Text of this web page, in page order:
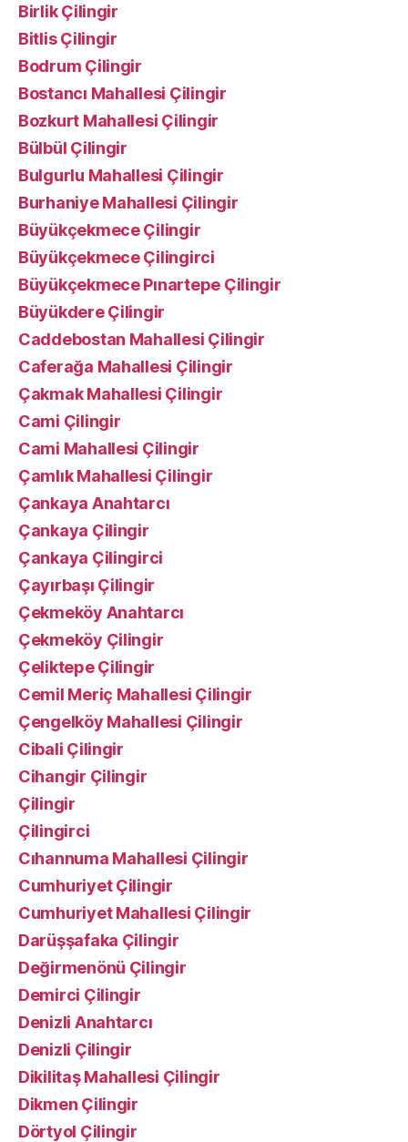
Birlik Çilingir
Bitlis Çilingir
Bodrum Çilingir
Bostancı Mahallesi Çilingir
Bozkurt Mahallesi Çilingir
Bülbül Çilingir
Bulgurlu Mahallesi Çilingir
Burhaniye Mahallesi Çilingir
Büyükçekmece Çilingir
Büyükçekmece Çilingirci
Büyükçekmece Pınartepe Çilingir
Büyükdere Çilingir
Caddebostan Mahallesi Çilingir
Caferağa Mahallesi Çilingir
Çakmak Mahallesi Çilingir
Cami Çilingir
Cami Mahallesi Çilingir
Çamlık Mahallesi Çilingir
Çankaya Anahtarcı
Çankaya Çilingir
Çankaya Çilingirci
Çayırbaşı Çilingir
Çekmeköy Anahtarcı
Çekmeköy Çilingir
Çeliktepe Çilingir
Cemil Meriç Mahallesi Çilingir
Çengelköy Mahallesi Çilingir
Cibali Çilingir
Cihangir Çilingir
Çilingir
Çilingirci
Cıhannuma Mahallesi Çilingir
Cumhuriyet Çilingir
Cumhuriyet Mahallesi Çilingir
Darüşşafaka Çilingir
Değirmenönü Çilingir
Demirci Çilingir
Denizli Anahtarcı
Denizli Çilingir
Dikilitaş Mahallesi Çilingir
Dikmen Çilingir
Dörtyol Çilingir